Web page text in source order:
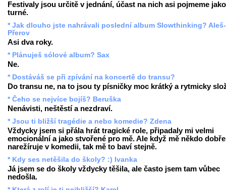
Festivaly jsou určitě v jednání, účast na nich asi pojmeme jako
turné.
* Jak dlouho jste nahrávali poslední album Slowthinking? Aleš-
Přerov
Asi dva roky.
* Plánuješ sólové album? Sax
Ne.
* Dostáváš se při zpívání na koncertě do transu?
Do transu ne, na to jsou ty písničky moc krátký a rytmicky
* Čeho se nejvíce bojíš? Beruška
Nenávisti, neštěstí a nezdraví.
* Jsou ti bližší tragédie a nebo komedie? Zdena
Vždycky jsem si přála hrát tragické role, připadaly mi velmi
emocionální a jako stvořené pro mě. Ale když mě někdo dobře
narežíruje v komedii, tak mě to baví stejně.
* Kdy ses netěšila do školy? :) Ivanka
Já jsem se do školy vždycky těšila, ale často jsem tam vůbec
nedošla.